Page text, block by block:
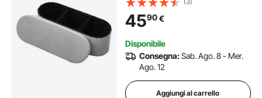
kg per Letto con Ampio
Spazio di Stoccaggio per
Ingresso, Grigio
4590€
Disponibile
Consegna:Sab. Ago. 8 - Mer.
Ago. 12
Aggiungi al carrello